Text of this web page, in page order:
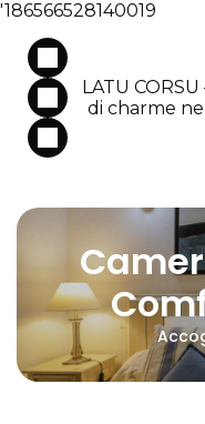
'186566528140019
LATU
di charme